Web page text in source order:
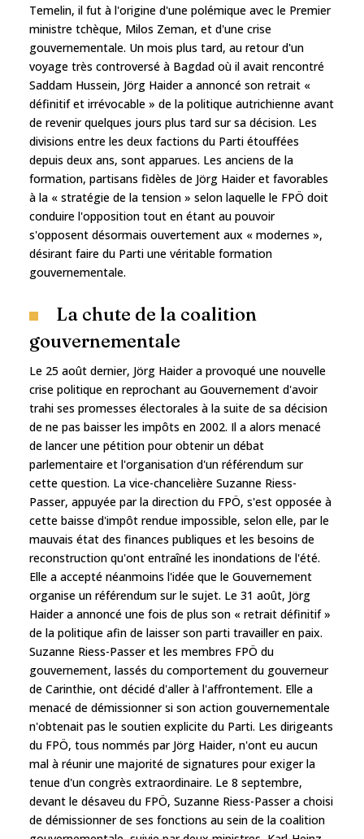
Temelin, il fut à l'origine d'une polémique avec le Premier
ministre tchèque, Milos Zeman, et d'une crise
gouvernementale. Un mois plus tard, au retour d'un
voyage très controversé à Bagdad où il avait rencontré
Saddam Hussein, Jörg Haider a annoncé son retrait «
définitif et irrévocable » de la politique autrichienne avant
de revenir quelques jours plus tard sur sa décision. Les
divisions entre les deux factions du Parti étouffées
depuis deux ans, sont apparues. Les anciens de la
formation, partisans fidèles de Jörg Haider et favorables
à la « stratégie de la tension » selon laquelle le FPÖ doit
conduire l'opposition tout en étant au pouvoir
s'opposent désormais ouvertement aux « modernes »,
désirant faire du Parti une véritable formation
gouvernementale.
La chute de la coalition
gouvernementale
Le 25 août dernier, Jörg Haider a provoqué une nouvelle
crise politique en reprochant au Gouvernement d'avoir
trahi ses promesses électorales à la suite de sa décision
de ne pas baisser les impôts en 2002. Il a alors menacé
de lancer une pétition pour obtenir un débat
parlementaire et l'organisation d'un référendum sur
cette question. La vice-chancelière Suzanne Riess-
Passer, appuyée par la direction du FPÖ, s'est opposée à
cette baisse d'impôt rendue impossible, selon elle, par le
mauvais état des finances publiques et les besoins de
reconstruction qu'ont entraîné les inondations de l'été.
Elle a accepté néanmoins l'idée que le Gouvernement
organise un référendum sur le sujet. Le 31 août, Jörg
Haider a annoncé une fois de plus son « retrait définitif »
de la politique afin de laisser son parti travailler en paix.
Suzanne Riess-Passer et les membres FPÖ du
gouvernement, lassés du comportement du gouverneur
de Carinthie, ont décidé d'aller à l'affrontement. Elle a
menacé de démissionner si son action gouvernementale
n'obtenait pas le soutien explicite du Parti. Les dirigeants
du FPÖ, tous nommés par Jörg Haider, n'ont eu aucun
mal à réunir une majorité de signatures pour exiger la
tenue d'un congrès extraordinaire. Le 8 septembre,
devant le désaveu du FPÖ, Suzanne Riess-Passer a choisi
de démissionner de ses fonctions au sein de la coalition